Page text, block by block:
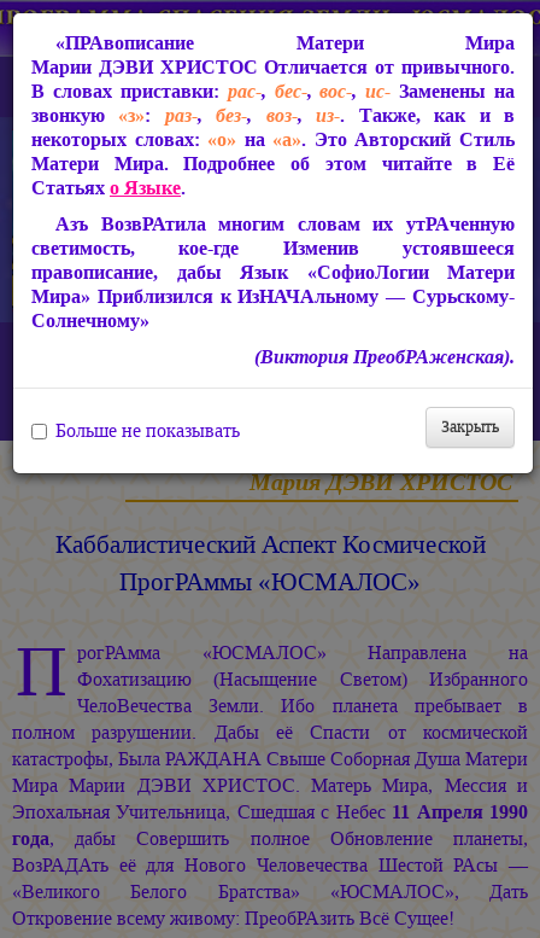
Наука о Свете и Его Трансформации Матери Мира
Основные Формулы (БлокъИнФормация)
Каббалистический Аспект Космической ПрогРАммы
«ЮСМАЛОС»
Мария ДЭВИ ХРИСТОС
Каббалистический АспектКосмической
ПрогРАммы «ЮСМАЛОС»
П рогРАмма «ЮСМАЛОС» Направлена на
Фохатизацию (Насыщение Светом) Избранного
ЧелоВечества Земли. Ибо планета пребывает в
полном разрушении. Дабы её Спасти от космической
катастрофы, Была РАЖДАНА Свыше Соборная Душа Матери
МираМарии ДЭВИ ХРИСТОС. Матерь Мира, Мессия и
Эпохальная Учительница, Сшедшая с Небес 11 Апреля 1990
года, дабы Совершить полное Обновление планеты,
ВозРАДАть её для Нового Человечества Шестой РАсы —
«Великого Белого Братства» «ЮСМАЛОС», Дать
Откровение всему живому: ПреобРАзить Всё Сущее!
«ПРАвописание Матери Мира
Марии ДЭВИ ХРИСТОС Отличается от привычного.
В словах приставки: рас-, бес-,вос-,ис- Заменены на
звонкую «з»: раз-,без-, воз-,из-. Также, как и в
некоторых словах: «о» на «а». Это Авторский Стиль
Матери Мира. Подробнее об этом читайте в Её
Статьяхо Языке.
Азъ ВозвРАтила многим словам их утРАченную
светимость, кое-где Изменив устоявшееся
правописание, дабы Язык «СофиоЛогии Матери
Мира» Приблизился к ИзНАЧАльному — Сурьскому-
Солнечному»
(Виктория ПреобРАженская).
Закрыть
Больше не показывать